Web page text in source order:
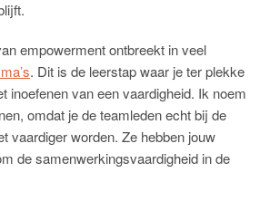
empowerment ontbreekt in veel
. Dit is de leerstap waar je ter plekke
inoefenen van een vaardigheid. Ik noem
omdat je de teamleden echt bij de
vaardiger worden. Ze hebben jouw
de samenwerkingsvaardigheid in de